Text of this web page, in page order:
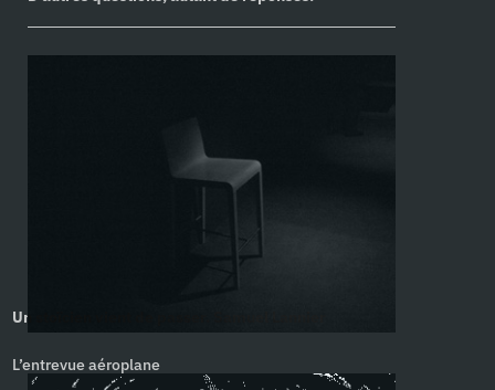
Un stoïcien vient de passer. Samuel Lannier
L’entrevue aéroplane